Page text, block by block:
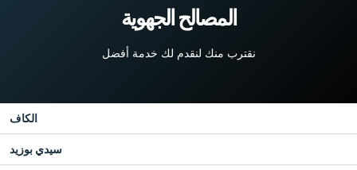
المصالح الجهوية
نقترب منك لنقدم لك خدمة أفضل
الكاف
سيدي بوزيد